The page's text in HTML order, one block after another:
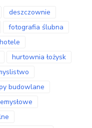
deszczownie
fotografia ślubna
hotele
hurtownia łożysk
budowlane